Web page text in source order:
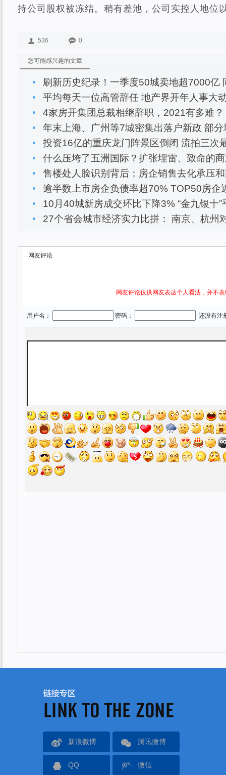
持公司股权被冻结。稍有差池，公司实控人地位
536 0
您可能感兴趣的文章
刷新历史纪录！一季度50城卖地超7000亿
平均每天一位高管辞任 地产界开年人事大
4家房开集团总裁相继辞职，2021有多难？
年末上海、广州等7城密集出落户新政 部分
投资16亿的重庆龙门阵景区倒闭 流拍三次
什么压垮了五洲国际？扩张埋雷、致命的
售楼处人脸识别背后：房企销售去化承压
逾半数上市房企负债率超70% TOP50房企
10月40城新房成交环比下降3% “金九银十”
27个省会城市经济实力比拼： 南京、杭州
新浪微博 腾讯微博
QQ 微信